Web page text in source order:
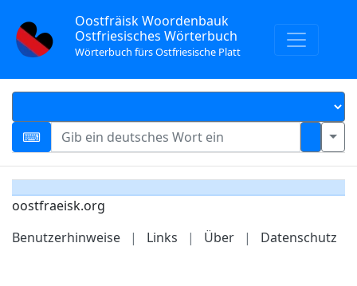
Oostfräisk Woordenbauk
Ostfriesisches Wörterbuch
Wörterbuch fürs Ostfriesische Platt
oostfraeisk.org
Benutzerhinweise
| Links | Über | Datenschutz